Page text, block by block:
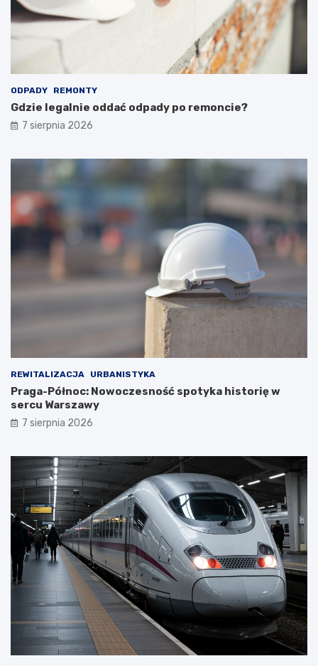
ODPADY REMONTY
Gdzie legalnie oddać odpady po remoncie?
7 sierpnia 2026
REWITALIZACJA URBANISTYKA
Praga-Północ: Nowoczesność spotyka historię w
sercu Warszawy
7 sierpnia 2026